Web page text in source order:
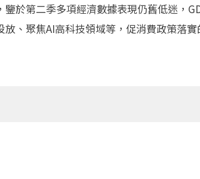
於第二季多項經濟數據表現仍舊低迷，
、聚焦AI高科技領域等，促消費政策落實